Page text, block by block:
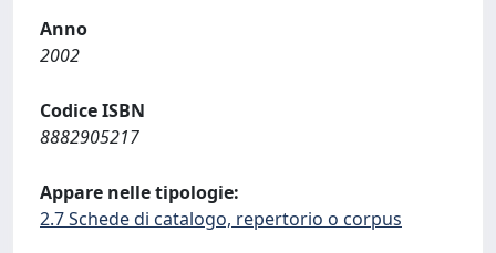
Anno
2002
Codice ISBN
8882905217
Appare nelle tipologie:
2.7 Schede di catalogo, repertorio o corpus